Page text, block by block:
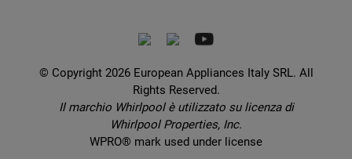
Ricette
Domande frequenti
Sul sicuro
Codice etico
Dichiarazione di accessibilità
Preferenze Cookie
© Copyright 2026 European Appliances Italy SRL. All
Rights Reserved.
Il marchio Whirlpool è utilizzato su licenza di
Whirlpool Properties, Inc.
WPRO® mark used under license